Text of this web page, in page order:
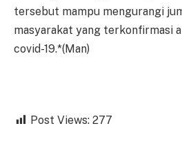
tersebut mampu mengurangi
masyarakat yang terkonfirmasi
covid-19.*(Man)
Post Views: 277